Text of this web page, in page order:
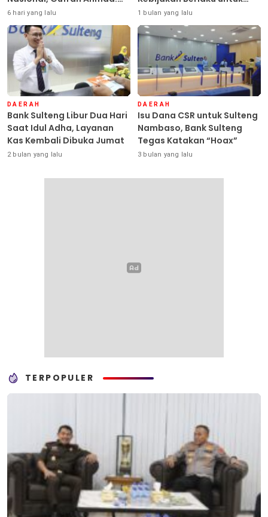
Sulteng Siap Ambil Peran
6 hari yang lalu
Seluruh Debitur ASN
1 bulan yang lalu
DAERAH
Bank Sulteng Libur Dua Hari
Saat Idul Adha, Layanan
Kas Kembali Dibuka Jumat
2 bulan yang lalu
DAERAH
Isu Dana CSR untuk Sulteng
Nambaso, Bank Sulteng
Tegas Katakan “Hoax”
3 bulan yang lalu
TERPOPULER